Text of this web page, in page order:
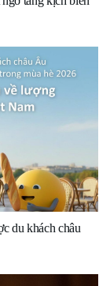
du khách châu